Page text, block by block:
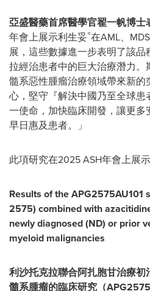
亞盛醫藥首席醫學官翟一帆博士
年會上展示利生妥®在AML、
展，這些數據進一步表明了該
拉經治患者中的巨大治療潛力。
髓系惡性腫瘤治療領域帶來新
心，堅守『解決中國乃至全球
一使命，加快臨床開發，讓更多
早日惠及患者。」
此項研究在2025 ASH年會上展
Results of the APG2575AU101
2575) combined with
newly diagnosed (ND) or prior
myeloid malignancies
利沙托克拉聯合阿扎胞甘治療
髓系腫瘤的臨床研究（